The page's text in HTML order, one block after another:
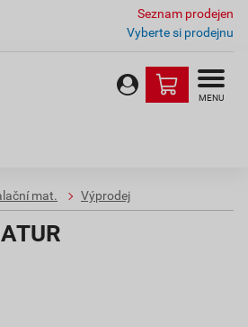
Seznam prodejen
Vyberte si prodejnu
MENU
mat. Výprodej